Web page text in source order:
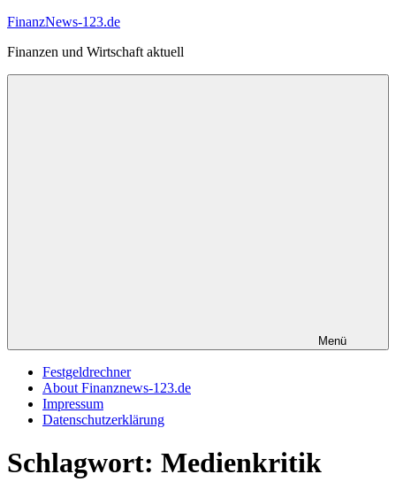
Zum
springen
FinanzNews-123.de
Finanzen und Wirtschaft aktuell
Menü
Festgeldrechner
About Finanznews-123.de
Impressum
Datenschutzerklärung
Schlagwort: Medienkritik